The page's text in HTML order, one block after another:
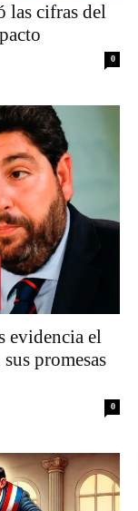
las cifras del
0
evidencia el
promesas
0